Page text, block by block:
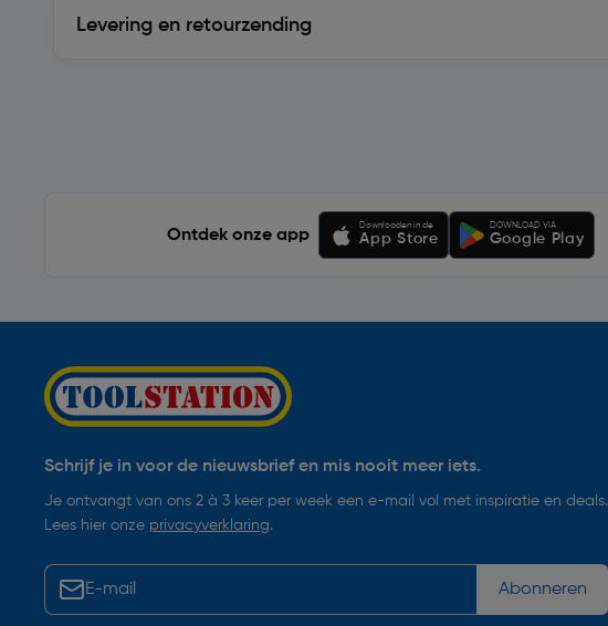
Levering en retourzending
Ontdek onze app
Downloaden in de
App Store
DOWNLOAD VIA
Google Play
Schrijf je in voor de nieuwsbrief en mis nooit meer iets.
Je ontvangt van ons 2 à 3 keer per week een e-mail vol met inspiratie en deals.
Lees hier onze privacyverklaring.
Abonneren